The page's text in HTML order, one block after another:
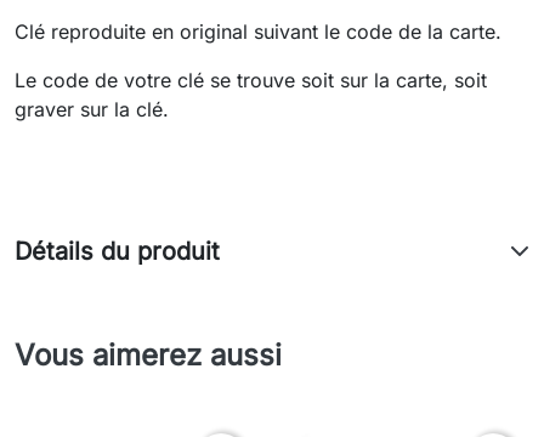
Clé reproduite en original suivant le code de la carte.
Le code de votre clé se trouve soit sur la carte, soit
graver sur la clé.
Détails du produit
Vous aimerez aussi